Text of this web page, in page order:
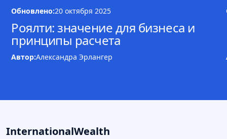
Обновлено:20 октября 2025
Роялти: значение для бизнеса и
принципы расчета
Автор:Александра Эрлангер
InternationalWealth